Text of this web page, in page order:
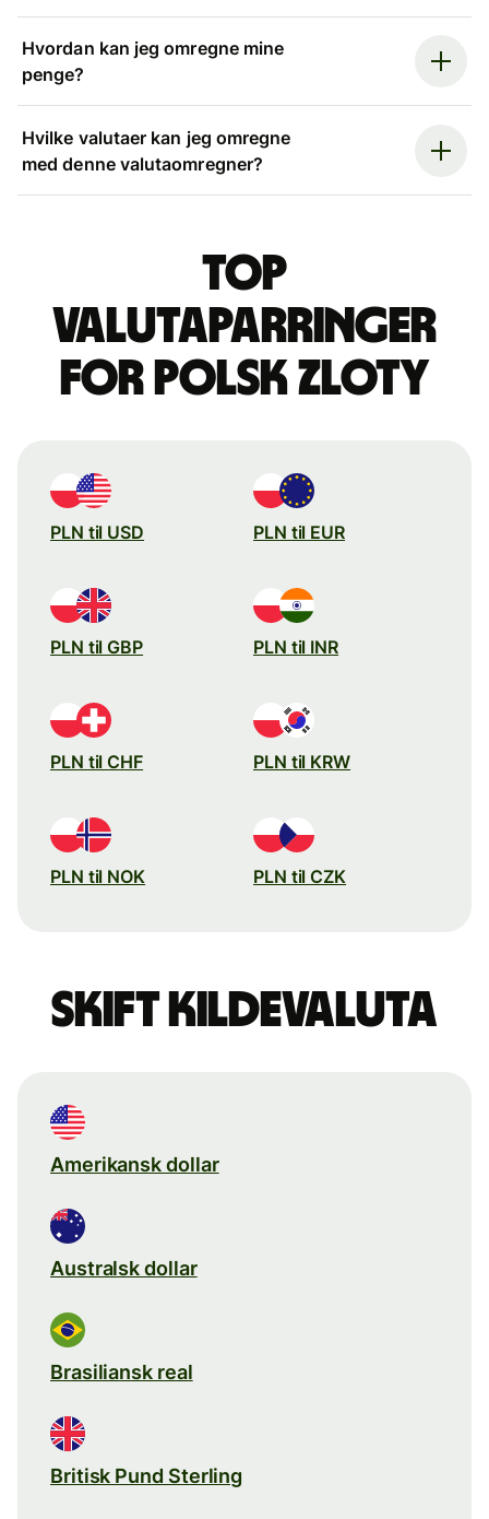
Hvordan kan jeg omregne mine
penge?
Hvilke valutaer kan jeg omregne
med denne valutaomregner?
Top
valutaparringer
for polsk zloty
PLN til USD PLN til EUR
PLN til GBP PLN til INR
PLN til CHF PLN til KRW
PLN til NOK PLN til CZK
Skift kildevaluta
Amerikansk dollar
Australsk dollar
Brasiliansk real
Britisk Pund Sterling